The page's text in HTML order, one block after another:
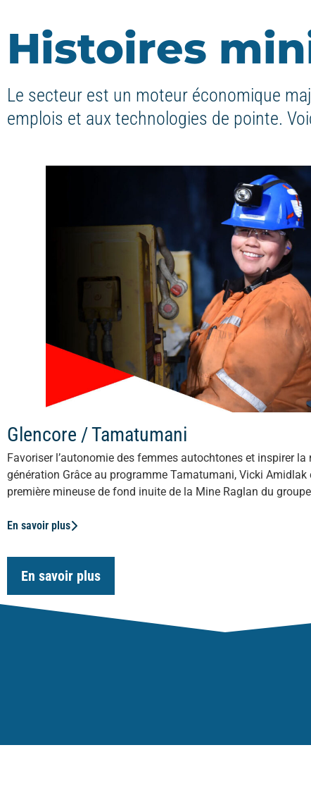
Histoires
Le secteur est un moteur économique
emplois et aux technologies de pointe.
Glencore / Tamatumani
Favoriser l’autonomie des femmes autochtones et inspirer la
génération Grâce au programme Tamatumani, Vicki Amidlak
première mineuse de fond inuite de la Mine Raglan du
En savoir plus
En savoir plus